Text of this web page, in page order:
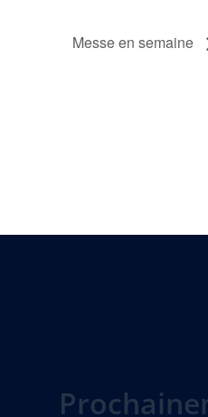
Messe en semaine